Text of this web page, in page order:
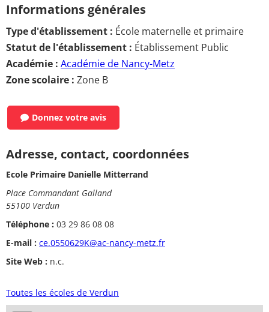
Informations générales
Type d'établissement : École maternelle et primaire
Statut de l'établissement : Établissement Public
Académie : Académie de Nancy-Metz
Zone scolaire : Zone B
Donnez votre avis
Adresse, contact, coordonnées
Ecole Primaire Danielle Mitterrand
Place Commandant Galland
55100 Verdun
Téléphone : 03 29 86 08 08
E-mail : ce.0550629K@ac-nancy-metz.fr
Site Web : n.c.
Toutes les écoles de Verdun